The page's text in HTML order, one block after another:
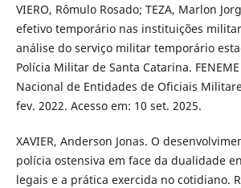
VIERO, Rômulo Rosado; TEZA, Marlon
efetivo temporário nas instituições
análise do serviço militar temporário
Polícia Militar de Santa Catarina.
Nacional de Entidades de Oficiais
fev. 2022. Acesso em: 10 set. 2025.
XAVIER, Anderson Jonas. O
polícia ostensiva em face da dualidade
legais e a prática exercida no cotidiano.